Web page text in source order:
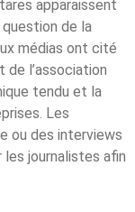
apparaissent
de la
médias ont cité
de l’association
tendu et la
Les
ou des interviews
les journalistes afin